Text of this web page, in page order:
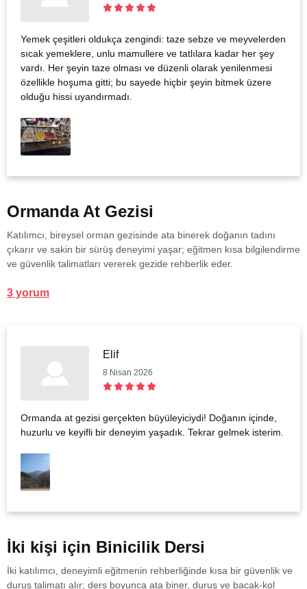
Yemek çeşitleri oldukça zengindi: taze sebze ve meyvelerden
sıcak yemeklere, unlu mamullere ve tatlılara kadar her şey
vardı. Her şeyin taze olması ve düzenli olarak yenilenmesi
özellikle hoşuma gitti; bu sayede hiçbir şeyin bitmek üzere
olduğu hissi uyandırmadı.
Ormanda At Gezisi
Katılımcı, bireysel orman gezisinde ata binerek doğanın tadını
çıkarır ve sakin bir sürüş deneyimi yaşar; eğitmen kısa bilgilendirme
ve güvenlik talimatları vererek gezide rehberlik eder.
3 yorum
Elif
8 Nisan 2026
Ormanda at gezisi gerçekten büyüleyiciydi! Doğanın içinde,
huzurlu ve keyifli bir deneyim yaşadık. Tekrar gelmek isterim.
İki kişi için Binicilik Dersi
İki katılımcı, deneyimli eğitmenin rehberliğinde kısa bir güvenlik ve
duruş talimatı alır; ders boyunca ata biner, duruş ve bacak-kol